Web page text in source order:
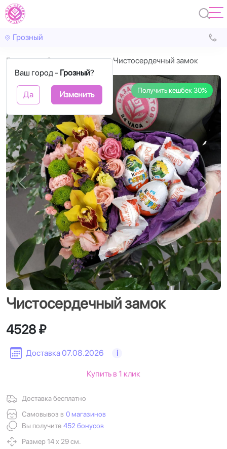
Грозный
Ваш город - Грозный?
Да Изменить
Главная Cо сладостями Чистосердечный замок
Получить кешбек 30%
Назад
Чистосердечный замок
Доставка 07.08.2026 i
4528 ₽
Доставка бесплатно
Самовывоз в 0 магазинов
Вы получите 452 бонусов
Размер 14 х 29 см.
Купить в 1 клик